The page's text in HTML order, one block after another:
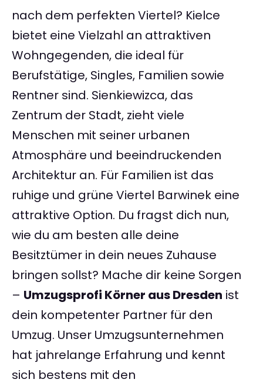
nach dem perfekten Viertel? Kielce
bietet eine Vielzahl an attraktiven
Wohngegenden, die ideal für
Berufstätige, Singles, Familien sowie
Rentner sind. Sienkiewizca, das
Zentrum der Stadt, zieht viele
Menschen mit seiner urbanen
Atmosphäre und beeindruckenden
Architektur an. Für Familien ist das
ruhige und grüne Viertel Barwinek eine
attraktive Option. Du fragst dich nun,
wie du am besten alle deine
Besitztümer in dein neues Zuhause
bringen sollst? Mache dir keine Sorgen
– Umzugsprofi Körner aus Dresden ist
dein kompetenter Partner für den
Umzug. Unser Umzugsunternehmen
hat jahrelange Erfahrung und kennt
sich bestens mit den